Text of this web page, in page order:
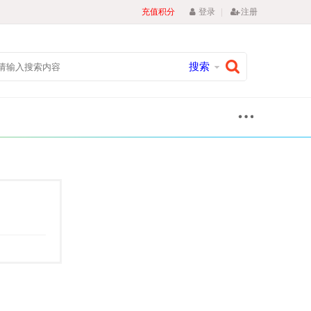
充值积分 登录 | 注册
搜索